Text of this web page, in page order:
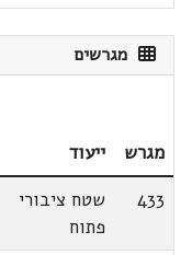
מגרשים
מגרש ייעוד
433
שטח ציבורי
פתוח